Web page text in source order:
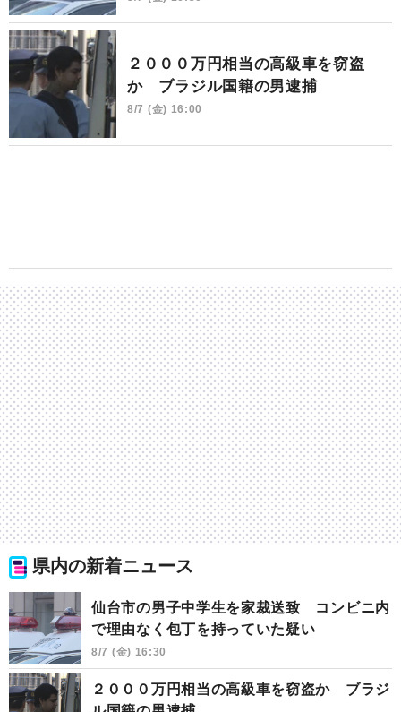
２０００万円相当の高級車を窃盗
か ブラジル国籍の男逮捕
8/7 (金) 16:00
県内の新着ニュース
仙台市の男子中学生を家裁送致 コンビニ内
で理由なく包丁を持っていた疑い
8/7 (金) 16:30
２０００万円相当の高級車を窃盗か ブラジ